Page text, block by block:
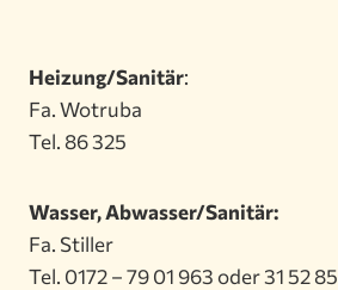
Heizung/Sanitär:
Fa. Wotruba
Tel. 86 325
Wasser, Abwasser/Sanitär:
Fa. Stiller
Tel. 0172 – 79 01 963 oder 31 52 85